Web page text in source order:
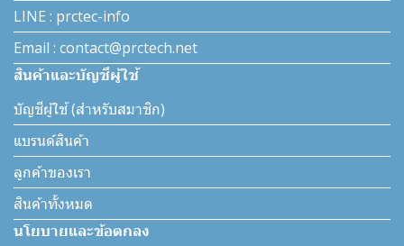
LINE : prctec-info
Email : contact@prctech.net
สินค้าและบัญชีผู้ใช้
บัญชีผู้ใช้ (สำหรับสมาชิก)
แบรนด์สินค้า
ลูกค้าของเรา
สินค้าทั้งหมด
นโยบายและข้อตกลง